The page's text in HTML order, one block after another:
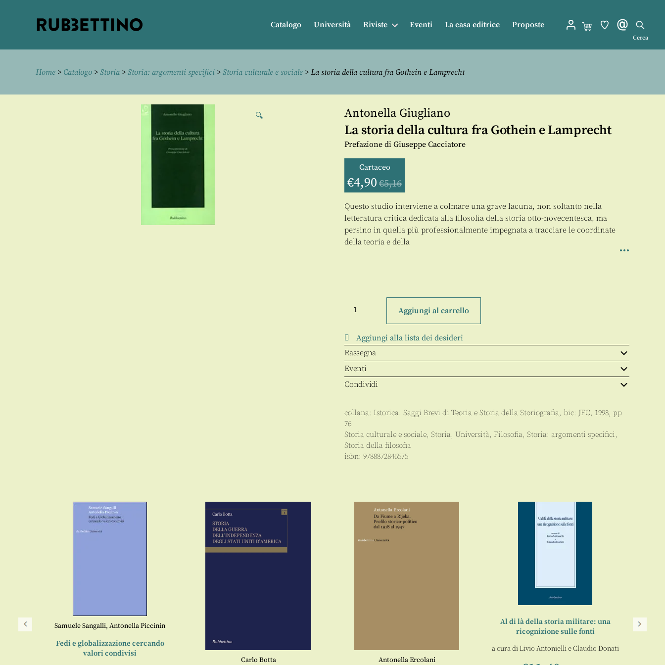
Catalogo Università Riviste Eventi La casa editrice Proposte
Cerca
Home > Catalogo > Storia> Storia: argomenti specifici > Storia culturale e sociale > La storia della cultura fra Gothein e Lamprecht
🔍 Antonella Giugliano
La storia della cultura fra Gothein e Lamprecht
Prefazione di Giuseppe Cacciatore
Cartaceo
€4,90 €5,16
Questo studio interviene a colmare una grave lacuna, non soltanto nella
letteratura critica dedicata alla filosofia della storia otto-novecentesca, ma
persino in quella più professionalmente impegnata a tracciare le coordinate
della teoria e della
storia
fra
Gothein
e
Lamprecht
quantità
Aggiungi al carrello
Aggiungi alla lista dei desideri
Rassegna
Eventi
Condividi
collana: Istorica. Saggi Brevi di Teoria e Storia della Storiografia, bic: JFC, 1998, pp
76
Storia culturale e sociale, Storia, Università, Filosofia, Storia: argomenti specifici,
Storia della filosofia
isbn: 9788872846575
Samuele Sangalli, Antonella Piccinin
Fedi e globalizzazione cercando
valori condivisi
Carlo Botta Antonella Ercolani
Al di là della storia militare: una
ricognizione sulle fonti
a cura diLivio AntoniellieClaudio Donati